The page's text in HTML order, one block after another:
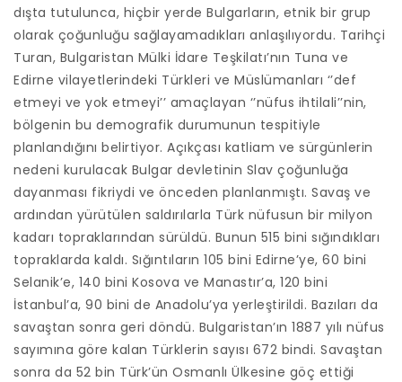
dışta tutulunca, hiçbir yerde Bulgarların, etnik bir grup
olarak çoğunluğu sağlayamadıkları anlaşılıyordu. Tarihçi
Turan, Bulgaristan Mülki İdare Teşkilatı’nın Tuna ve
Edirne vilayetlerindeki Türkleri ve Müslümanları ‘’def
etmeyi ve yok etmeyi’’ amaçlayan ‘’nüfus ihtilali’’nin,
bölgenin bu demografik durumunun tespitiyle
planlandığını belirtiyor. Açıkçası katliam ve sürgünlerin
nedeni kurulacak Bulgar devletinin Slav çoğunluğa
dayanması fikriydi ve önceden planlanmıştı. Savaş ve
ardından yürütülen saldırılarla Türk nüfusun bir milyon
kadarı topraklarından sürüldü. Bunun 515 bini sığındıkları
topraklarda kaldı. Sığıntıların 105 bini Edirne’ye, 60 bini
Selanik’e, 140 bini Kosova ve Manastır’a, 120 bini
İstanbul’a, 90 bini de Anadolu’ya yerleştirildi. Bazıları da
savaştan sonra geri döndü. Bulgaristan’ın 1887 yılı nüfus
sayımına göre kalan Türklerin sayısı 672 bindi. Savaştan
sonra da 52 bin Türk’ün Osmanlı Ülkesine göç ettiği